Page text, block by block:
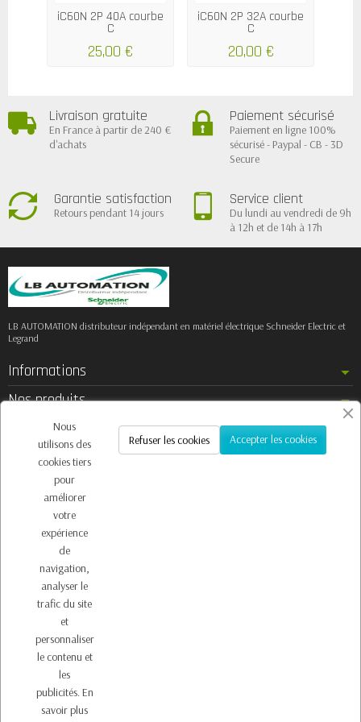
iC60N 2P 40A courbe
C
25,00 €
iC60N 2P 32A courbe
C
20,00 €
Livraison gratuite
En France à partir de 240 €
d'achats
Paiement sécurisé
Paiement en ligne 100%
sécurisé - Paypal - CB - 3D
Secure
Garantie satisfaction
Retours pendant 14 jours
Service client
Du lundi au vendredi de 9h
à 12h et de 14h à 17h
LB AUTOMATION distributeur indépendant en matériel électrique Schneider Electric et
Legrand
Informations
Nos produits
Notre société
Contactez-nous
Inscription à la newsletter
Vous pouvez vous désinscrire à tout moment. Vous trouverez pour cela nos
informations de contact dans les conditions d'utilisation du site.
Copyright © 2026 - Design by
Nous
utilisons des
cookies tiers
pour
améliorer
votre
expérience
de
navigation,
analyser le
trafic du site
et
personnaliser
le contenu et
les
publicités.En
savoir plus
Accepter les cookies
Refuser les cookies